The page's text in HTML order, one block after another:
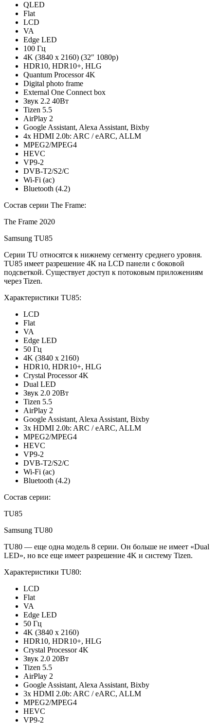
QLED
Flat
LCD
VA
Edge LED
100 Гц
4K (3840 x 2160) (32″ 1080p)
HDR10, HDR10+, HLG
Quantum Processor 4K
Digital photo frame
External One Connect box
Звук 2.2 40Вт
Tizen 5.5
AirPlay 2
Google Assistant, Alexa Assistant, Bixby
4x HDMI 2.0b: ARC / eARC, ALLM
MPEG2/MPEG4
HEVC
VP9-2
DVB-T2/S2/C
Wi-Fi (ac)
Bluetooth (4.2)
Состав серии The Frame:
The Frame 2020
Samsung TU85
Серии TU относятся к нижнему сегменту среднего уровня.
TU85 имеет разрешение 4K на LCD панели с боковой
подсветкой. Существует доступ к потоковым приложениям
через Tizen.
Характеристики TU85:
LCD
Flat
VA
Edge LED
50 Гц
4K (3840 x 2160)
HDR10, HDR10+, HLG
Crystal Processor 4K
Dual LED
Звук 2.0 20Вт
Tizen 5.5
AirPlay 2
Google Assistant, Alexa Assistant, Bixby
3x HDMI 2.0b: ARC / eARC, ALLM
MPEG2/MPEG4
HEVC
VP9-2
DVB-T2/S2/C
Wi-Fi (ac)
Bluetooth (4.2)
Состав серии:
TU85
Samsung TU80
TU80 — еще одна модель 8 серии. Он больше не имеет «Dual
LED», но все еще имеет разрешение 4K и систему Tizen.
Характеристики TU80:
LCD
Flat
VA
Edge LED
50 Гц
4K (3840 x 2160)
HDR10, HDR10+, HLG
Crystal Processor 4K
Звук 2.0 20Вт
Tizen 5.5
AirPlay 2
Google Assistant, Alexa Assistant, Bixby
3x HDMI 2.0b: ARC / eARC, ALLM
MPEG2/MPEG4
HEVC
VP9-2